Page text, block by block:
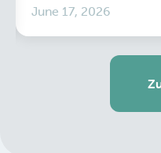
June 17, 2026